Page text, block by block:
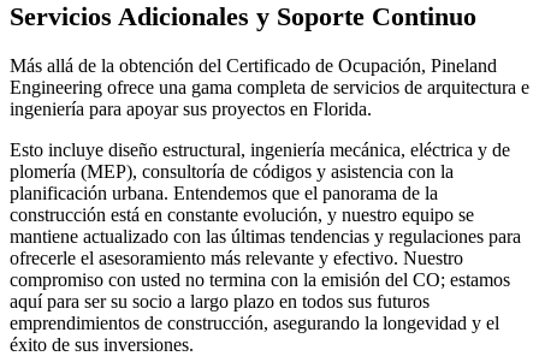
Servicios Adicionales y Soporte Continuo
Más allá de la obtención del Certificado de Ocupación, Pineland
Engineering ofrece una gama completa de servicios de arquitectura e
ingeniería para apoyar sus proyectos en Florida.
Esto incluye diseño estructural, ingeniería mecánica, eléctrica y de
plomería (MEP), consultoría de códigos y asistencia con la
planificación urbana. Entendemos que el panorama de la
construcción está en constante evolución, y nuestro equipo se
mantiene actualizado con las últimas tendencias y regulaciones para
ofrecerle el asesoramiento más relevante y efectivo. Nuestro
compromiso con usted no termina con la emisión del CO; estamos
aquí para ser su socio a largo plazo en todos sus futuros
emprendimientos de construcción, asegurando la longevidad y el
éxito de sus inversiones.